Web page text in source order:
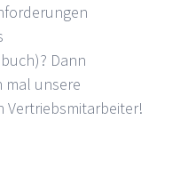
Dann
mal unsere
Vertriebsmitarbeiter!